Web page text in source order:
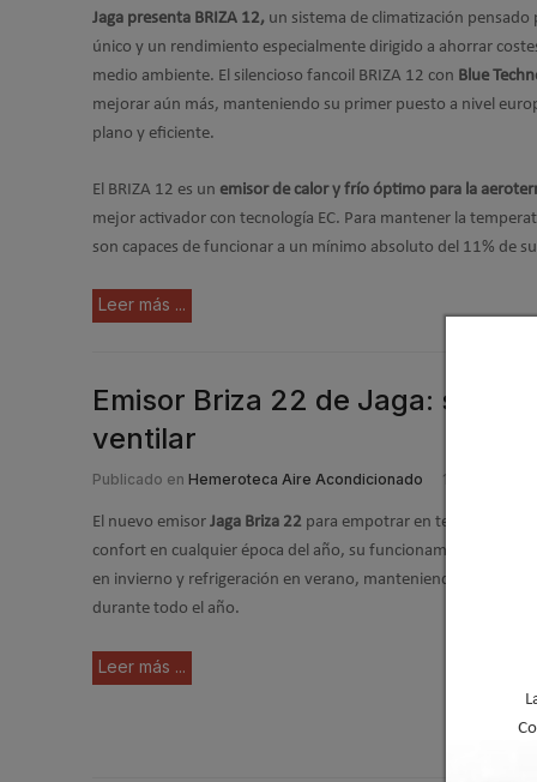
Jaga presenta BRIZA 12, un sistema de climatización pensado
único y un rendimiento especialmente dirigido a ahorrar
medio ambiente. El silencioso fancoil BRIZA 12 con Blue
mejorar aún más, manteniendo su primer puesto a nivel
plano y eficiente.
El BRIZA 12 es un emisor de calor y frío óptimo para la
mejor activador con tecnología EC. Para mantener la
son capaces de funcionar a un mínimo absoluto del 11% de
Leer más ...
Emisor Briza 22 de Jaga:
ventilar
Publicado en Hemeroteca Aire Acondicionado 11 Abr 2019
El nuevo emisor Jaga Briza 22 para empotrar en techo o
confort en cualquier época del año, su funcionamiento
en invierno y refrigeración en verano, manteniendo así el
durante todo el año.
Leer más ...